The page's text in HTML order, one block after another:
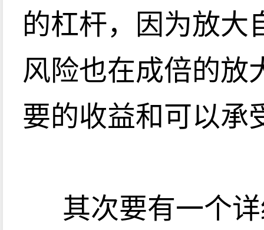
的杠杆，因为放大
风险也在成倍的放
要的收益和可以承
其次要有一个